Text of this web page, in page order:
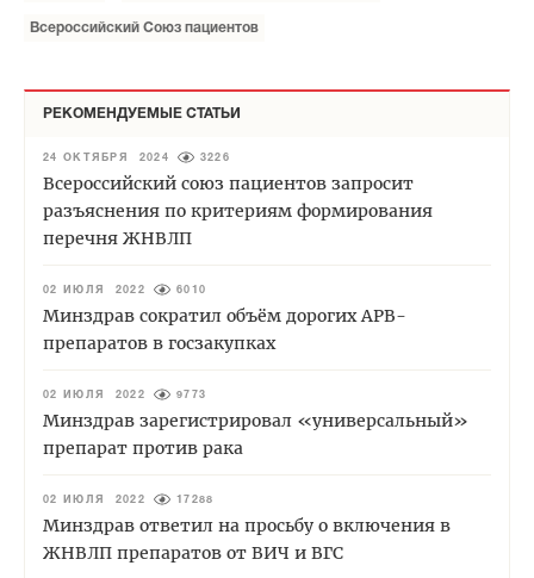
Всероссийский Союз пациентов
РЕКОМЕНДУЕМЫЕ СТАТЬИ
24 ОКТЯБРЯ 2024 3226
Всероссийский союз пациентов запросит
разъяснения по критериям формирования
перечня ЖНВЛП
02 ИЮЛЯ 2022 6010
Минздрав сократил объём дорогих АРВ-
препаратов в госзакупках
02 ИЮЛЯ 2022 9773
Минздрав зарегистрировал «универсальный»
препарат против рака
02 ИЮЛЯ 2022 17288
Минздрав ответил на просьбу о включения в
ЖНВЛП препаратов от ВИЧ и ВГС